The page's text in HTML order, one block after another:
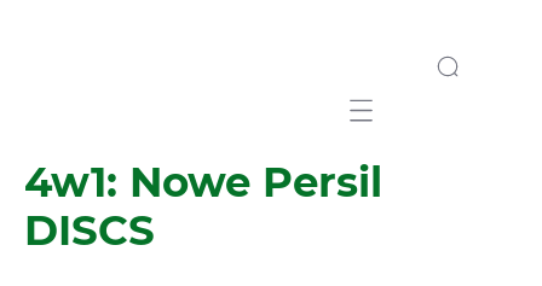
Mobile navigation
4w1: Nowe Persil
DISCS